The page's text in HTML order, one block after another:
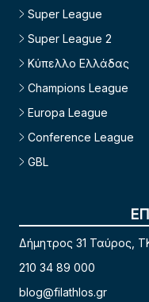
Super League
Super League 2
Κύπελλο Ελλάδας
Champions League
Europa League
Conference League
GBL
Δήμητρος 31 Ταύρος,
210 34 89 000
blog@filathlos.gr